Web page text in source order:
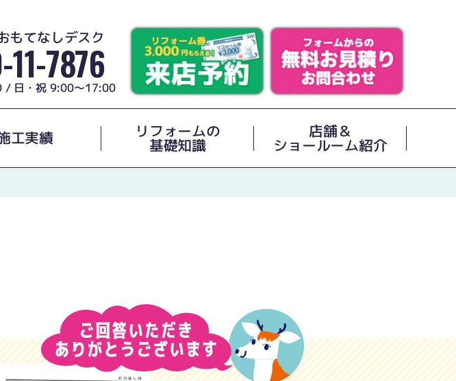
もてなしデスク
7876
/ 日・祝 9:00～17:00
工実績 リフォームの
基礎知識
店舗＆
ショールーム紹介